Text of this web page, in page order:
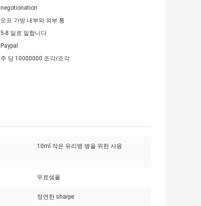
negotionation
오프 가방 내부와 외부 통
5-8 일로 일합니다
Paypal
주 당 10000000 조각/조각
10ml 작은 유리병 병을 위한 사용
무료샘플
정연한 sharpe